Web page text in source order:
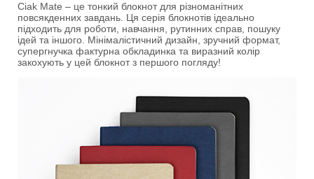
Ciak Mate – це тонкий блокнот для різноманітних
повсякденних завдань. Ця серія блокнотів ідеально
підходить для роботи, навчання, рутинних справ, пошуку
ідей та іншого. Мінімалістичний дизайн, зручний формат,
супергнучка фактурна обкладинка та виразний колір
закохують у цей блокнот з першого погляду!